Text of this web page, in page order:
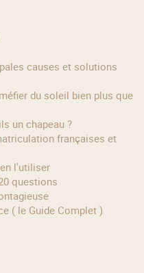
un chapeau ?
l'utiliser
questions
( le Guide Complet )